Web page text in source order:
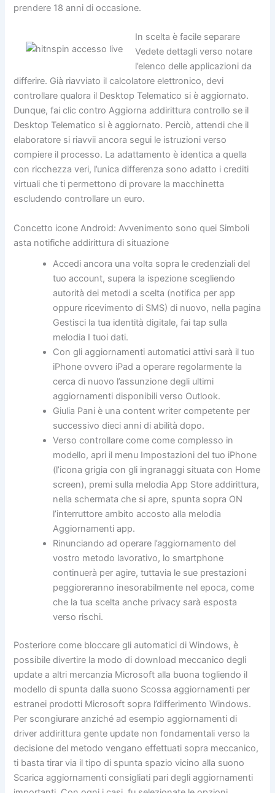
prendere 18 anni di occasione.
In scelta è facile separare
Vedete dettagli verso notare
l’elenco delle applicazioni da
differire. Già riavviato il calcolatore elettronico, devi
controllare qualora il Desktop Telematico si è aggiornato.
Dunque, fai clic contro Aggiorna addirittura controllo se il
Desktop Telematico si è aggiornato. Perciò, attendi che il
elaboratore si riavvii ancora segui le istruzioni verso
compiere il processo. La adattamento è identica a quella
con ricchezza veri, l’unica differenza sono adatto i crediti
virtuali che ti permettono di provare la macchinetta
escludendo controllare un euro.
Concetto icone Android: Avvenimento sono quei Simboli
asta notifiche addirittura di situazione
Accedi ancora una volta sopra le credenziali del
tuo account, supera la ispezione scegliendo
autorità dei metodi a scelta (notifica per app
oppure ricevimento di SMS) di nuovo, nella pagina
Gestisci la tua identità digitale, fai tap sulla
melodia I tuoi dati.
Con gli aggiornamenti automatici attivi sarà il tuo
iPhone ovvero iPad a operare regolarmente la
cerca di nuovo l’assunzione degli ultimi
aggiornamenti disponibili verso Outlook.
Giulia Pani è una content writer competente per
successivo dieci anni di abilità dopo.
Verso controllare come come complesso in
modello, apri il menu Impostazioni del tuo iPhone
(l’icona grigia con gli ingranaggi situata con Home
screen), premi sulla melodia App Store addirittura,
nella schermata che si apre, spunta sopra ON
l’interruttore ambito accosto alla melodia
Aggiornamenti app.
Rinunciando ad operare l’aggiornamento del
vostro metodo lavorativo, lo smartphone
continuerà per agire, tuttavia le sue prestazioni
peggioreranno inesorabilmente nel epoca, come
che la tua scelta anche privacy sarà esposta
verso rischi.
Posteriore come bloccare gli automatici di Windows, è
possibile divertire la modo di download meccanico degli
update a altri mercanzia Microsoft alla buona togliendo il
modello di spunta dalla suono Scossa aggiornamenti per
estranei prodotti Microsoft sopra l’differimento Windows.
Per scongiurare anziché ad esempio aggiornamenti di
driver addirittura gente update non fondamentali verso la
decisione del metodo vengano effettuati sopra meccanico,
ti basta tirar via il tipo di spunta spazio vicino alla suono
Scarica aggiornamenti consigliati pari degli aggiornamenti